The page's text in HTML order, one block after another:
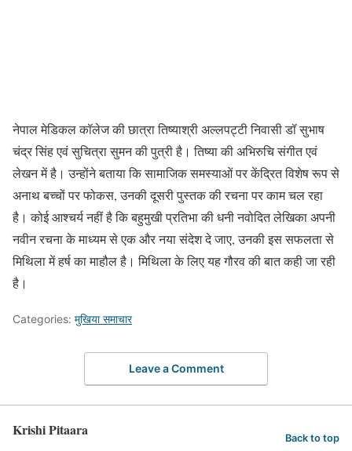
नेपाल मेडिकल कॉलेज की छात्रा तिष्याश्री अल्लपट्टी निवासी डॉ सुभाष
चंद्र सिंह एवं सुचित्रा सुमन की पुत्री है। तिष्या की अभिरुचि संगीत एवं
लेखन में है। उन्होंने बताया कि सामाजिक समस्याओं पर केंद्रित विशेष रूप से
अनाथ बच्चों पर फोकस, उनकी दूसरी पुस्तक की रचना पर काम चल रहा
है। कोई आश्चर्य नहीं है कि बहुमुखी प्रतिभा की धनी नवोदित लेखिका अपनी
नवीन रचना के माध्यम से एक और नया संदेश दे जाए, उनकी इस सफलता से
मिथिला में हर्ष का माहौल है। मिथिला के लिए यह गौरव की बात कही जा रही
है।
Categories: मुखिया समाचार
Leave a Comment
Krishi Pitaara Back to top